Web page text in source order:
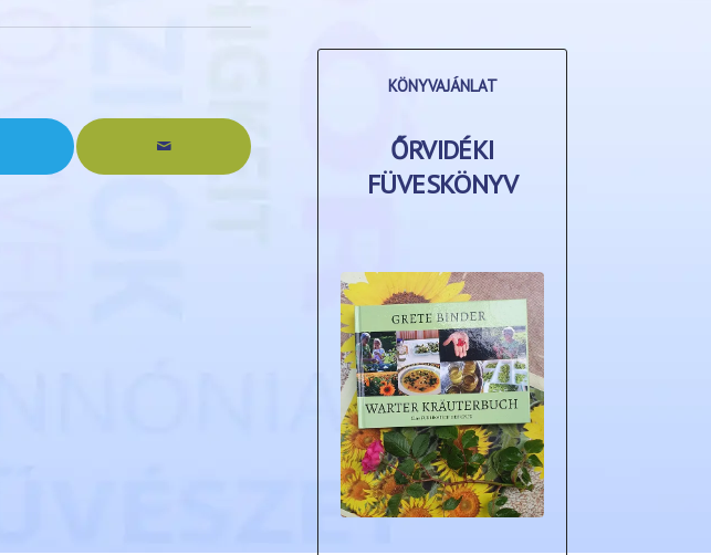
KÖNYVAJÁNLAT
ŐRVIDÉKI
FÜVESKÖNYV